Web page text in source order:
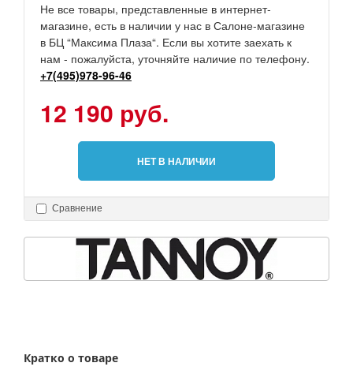
Не все товары, представленные в интернет-
магазине, есть в наличии у нас в Салоне-магазине
в БЦ “Максима Плаза“. Если вы хотите заехать к
нам - пожалуйста, уточняйте наличие по телефону.
+7(495)978-96-46
12 190 руб.
НЕТ В НАЛИЧИИ
Сравнение
Кратко о товаре